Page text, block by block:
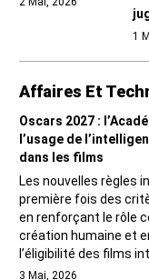
1
Affaires Et
Oscars 2027 :
l’usage de
dans les films
Les nouvelles règles
première fois des
en renforçant le rôle
création humaine et
l’éligibilité des films
3 Mai, 2026